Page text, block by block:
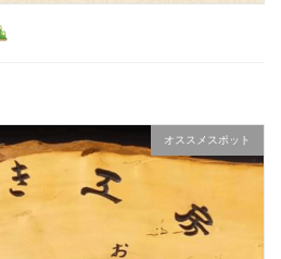
オススメスポット